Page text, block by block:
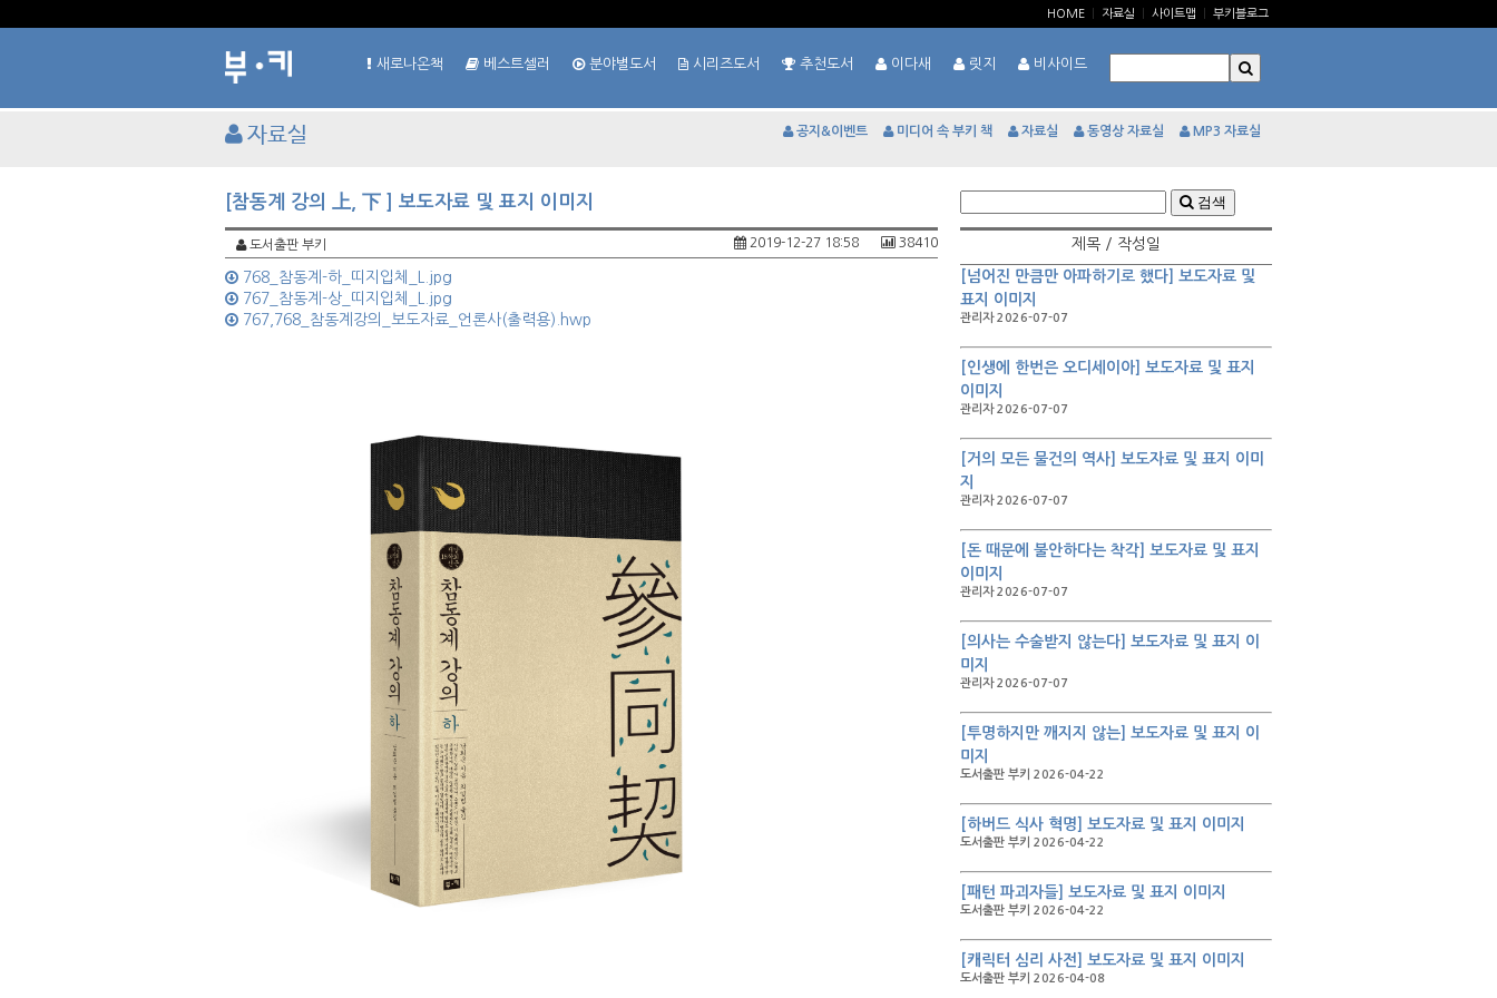
HOME 자료실 사이트맵 부키블로그
새로나온책 베스트셀러 분야별도서 시리즈도서 추천도서 이다새 릿지 비사이드
자료실 공지&이벤트 미디어 속 부키 책 자료실 동영상 자료실 MP3 자료실
[참동계 강의 上, 下 ] 보도자료 및 표지 이미지
도서출판 부키 38410
2019-12-27 18:58
768_참동계-하_띠지입체_L.jpg
767_참동계-상_띠지입체_L.jpg
767,768_참동계강의_보도자료_언론사(출력용).hwp
검색
제목 / 작성일
[넘어진 만큼만 아파하기로 했다] 보도자료 및
표지 이미지
관리자 2026-07-07
[인생에 한번은 오디세이아] 보도자료 및 표지
이미지
관리자 2026-07-07
[거의 모든 물건의 역사] 보도자료 및 표지 이미
지
관리자 2026-07-07
[돈 때문에 불안하다는 착각] 보도자료 및 표지
이미지
관리자 2026-07-07
[의사는 수술받지 않는다] 보도자료 및 표지 이
미지
관리자 2026-07-07
[투명하지만 깨지지 않는] 보도자료 및 표지 이
미지
도서출판 부키 2026-04-22
[하버드 식사 혁명] 보도자료 및 표지 이미지
도서출판 부키 2026-04-22
[패턴 파괴자들] 보도자료 및 표지 이미지
도서출판 부키 2026-04-22
[캐릭터 심리 사전] 보도자료 및 표지 이미지
도서출판 부키 2026-04-08